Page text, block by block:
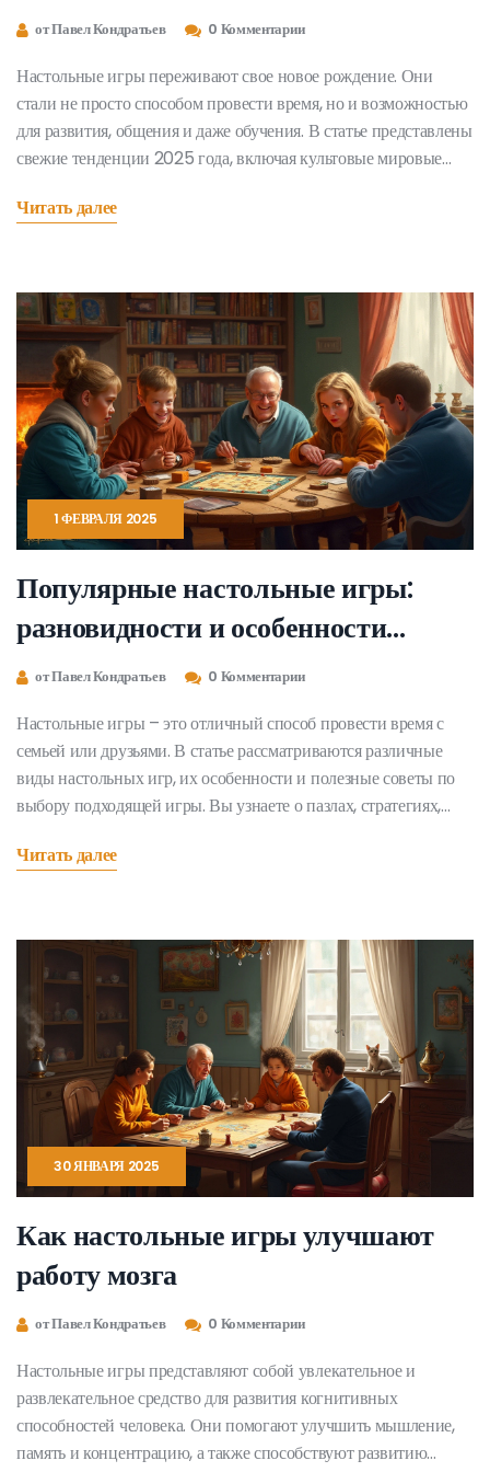
от Павел Кондратьев 0 Комментарии
Настольные игры переживают свое новое рождение. Они
стали не просто способом провести время, но и возможностью
для развития, общения и даже обучения. В статье представлены
свежие тенденции 2025 года, включая культовые мировые
игроков всех возрастов. Узнайте, какие игры помогут вам
Читать далее
1 ФЕВРАЛЯ 2025
Популярные настольные игры:
разновидности и особенности
выбора
от Павел Кондратьев 0 Комментарии
Настольные игры – это отличный способ провести время с
семьей или друзьями. В статье рассматриваются различные
виды настольных игр, их особенности и полезные советы по
выбору подходящей игры. Вы узнаете о пазлах, стратегиях,
понять, какая игра подходит для вашей компании и как сделать
Читать далее
30 ЯНВАРЯ 2025
Как настольные игры улучшают
работу мозга
от Павел Кондратьев 0 Комментарии
Настольные игры представляют собой увлекательное и
развлекательное средство для развития когнитивных
способностей человека. Они помогают улучшить мышление,
память и концентрацию, а также способствуют развитию